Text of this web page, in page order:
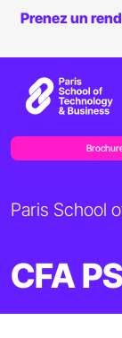
CFA
Paris School
Prenez un